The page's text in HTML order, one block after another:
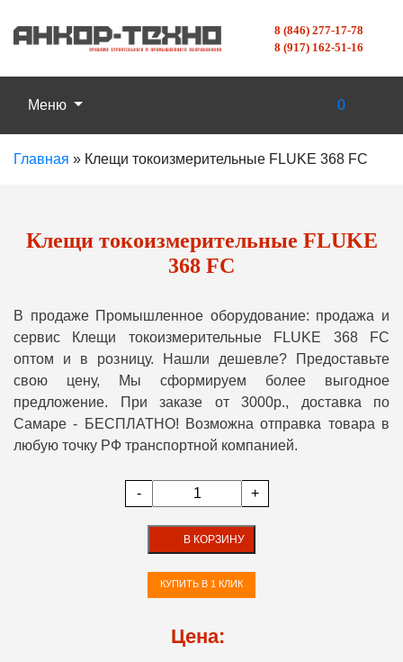
8 (846) 277-17-78
8 (917) 162-51-16
Меню 0
Главная » Клещи токоизмерительные FLUKE 368 FC
Клещи токоизмерительные FLUKE
368 FC
В продаже Промышленное оборудование: продажа и
сервис Клещи токоизмерительные FLUKE 368 FC
оптом и в розницу. Нашли дешевле? Предоставьте
свою цену, Мы сформируем более выгодное
предложение. При заказе от 3000р., доставка по
Самаре - БЕСПЛАТНО! Возможна отправка товара в
любую точку РФ транспортной компанией.
- +
В КОРЗИНУ
КУПИТЬ В 1 КЛИК
Цена: